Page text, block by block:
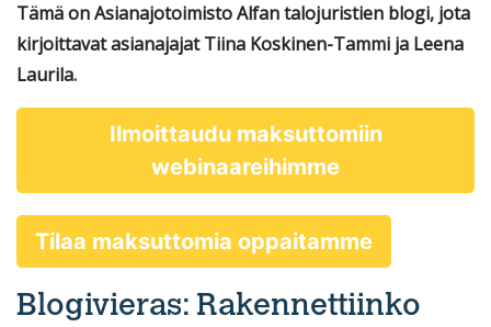
Tämä on Asianajotoimisto Alfan talojuristien blogi, jota
kirjoittavat asianajajat Tiina Koskinen-Tammi ja Leena
Laurila.
Ilmoittaudu maksuttomiin
webinaareihimme
Tilaa maksuttomia oppaitamme
Blogivieras: Rakennettiinko